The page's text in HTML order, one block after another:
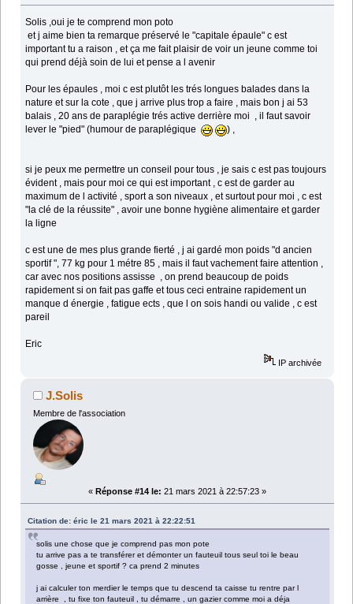
Solis ,oui je te comprend mon poto
et j aime bien ta remarque préservé le "capitale épaule" c est
important tu a raison , et ça me fait plaisir de voir un jeune comme toi
qui prend déjà soin de lui et pense a l avenir
Pour les épaules , moi c est plutôt les trés longues balades dans la
nature et sur la cote , que j arrive plus trop a faire , mais bon j ai 53
balais , 20 ans de paraplégie trés active derrière moi , il faut savoir
lever le "pied" (humour de paraplégique
) ,
si je peux me permettre un conseil pour tous , je sais c est pas toujours
évident , mais pour moi ce qui est important , c est de garder au
maximum de l activité , sport a son niveaux , et surtout pour moi , c est
"la clé de la réussite" , avoir une bonne hygiène alimentaire et garder
la ligne
c est une de mes plus grande fierté , j ai gardé mon poids "d ancien
sportif ", 77 kg pour 1 métre 85 , mais il faut vachement faire attention ,
car avec nos positions assisse , on prend beaucoup de poids
rapidement si on fait pas gaffe et tous ceci entraine rapidement un
manque d énergie , fatigue ects , que l on sois handi ou valide , c est
pareil
Eric
IP archivée
J.Solis
Membre de l'association
« Réponse #14 le: 21 mars 2021 à 22:57:23 »
Citation de: éric le 21 mars 2021 à 22:22:51
solis une chose que je comprend pas mon pote
tu arrive pas a te transférer et démonter un fauteuil tous seul toi le beau
gosse , jeune et sportif ? ca prend 2 minutes
j ai calculer ton merdier le temps que tu descend ta caisse tu rentre par l
arrière , tu fixe ton fauteuil , tu démarre , un gazier comme moi a déja